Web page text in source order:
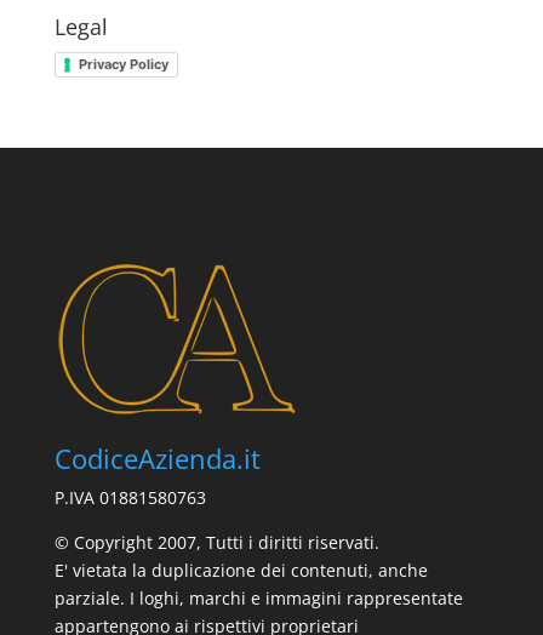
Legal
Privacy Policy
CodiceAzienda.it
P.IVA 01881580763
© Copyright 2007, Tutti i diritti riservati.
E' vietata la duplicazione dei contenuti, anche
parziale. I loghi, marchi e immagini rappresentate
appartengono ai rispettivi proprietari